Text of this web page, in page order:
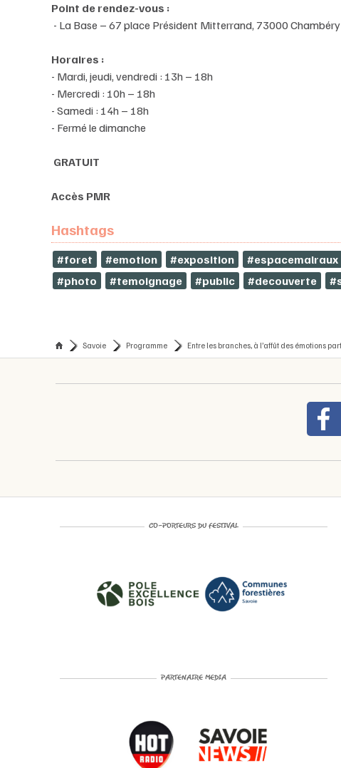
Point de rendez-vous :
- La Base – 67 place Président Mitterrand, 73000 Chambéry
Horaires :
- Mardi, jeudi, vendredi : 13h – 18h
- Mercredi : 10h – 18h
- Samedi : 14h – 18h
- Fermé le dimanche
GRATUIT
Accès PMR
Hashtags
#foret #emotion #exposition #espacemalraux
#photo
#temoignage #public #decouverte
Savoie Programme Entre les branches, à l’affût des émotions
CO-PORTEURS DU FESTIVAL
PARTENAIRE MEDIA